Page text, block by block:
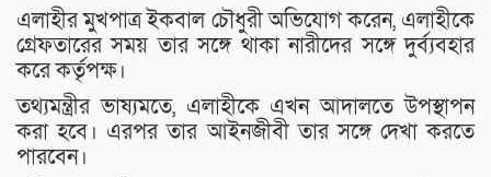
এলাহীর মুখপাত্র ইকবাল চৌধুরী অভিযোগ করেন, এলাহীকে
গ্রেফতারের সময় তার সঙ্গে থাকা নারীদের সঙ্গে দুর্ব্যবহার
করে কর্তৃপক্ষ।
তথ্যমন্ত্রীর ভাষ্যমতে, এলাহীকে এখন আদালতে উপস্থাপন
করা হবে। এরপর তার আইনজীবী তার সঙ্গে দেখা করতে
পারবেন।